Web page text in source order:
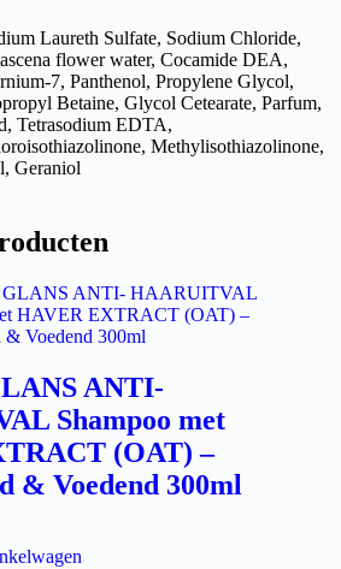
Laureth Sulfate, Sodium Chloride,
flower water, Cocamide DEA,
7, Panthenol, Propylene Glycol,
Betaine, Glycol Cetearate, Parfum,
Tetrasodium EDTA,
Methylisothiazolinone,
Geraniol
ANTI-
Shampoo met
(OAT) –
& Voedend 300ml